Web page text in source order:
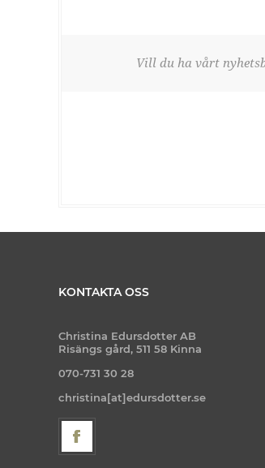
Vill du ha vårt
KONTAKTA OSS
Christina Edursdotter AB
Risängs gård, 511 58 Kinna
070-731 30 28
christina[at]edursdotter.se